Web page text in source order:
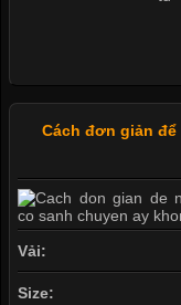
Cách đơn giản
Vải:
Size: